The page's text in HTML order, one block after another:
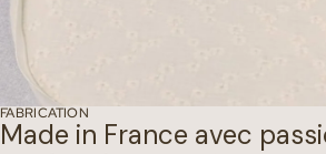
FABRICATION
Made in France avec